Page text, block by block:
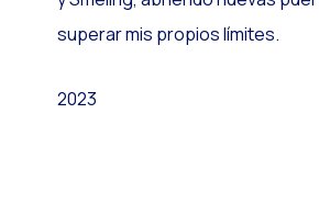
superar mis propios límites.
2023